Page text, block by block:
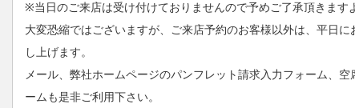
※当日のご来店は受け付けておりませんので予めご了承頂きます
大変恐縮ではございますが、ご来店予約のお客様以外は、平日に
し上げます。
メール、弊社ホームページのパンフレット請求入力フォーム、
ームも是非ご利用下さい。